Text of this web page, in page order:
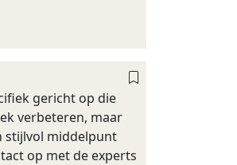
gericht op die
verbeteren, maar
stijlvol middelpunt
op met de experts